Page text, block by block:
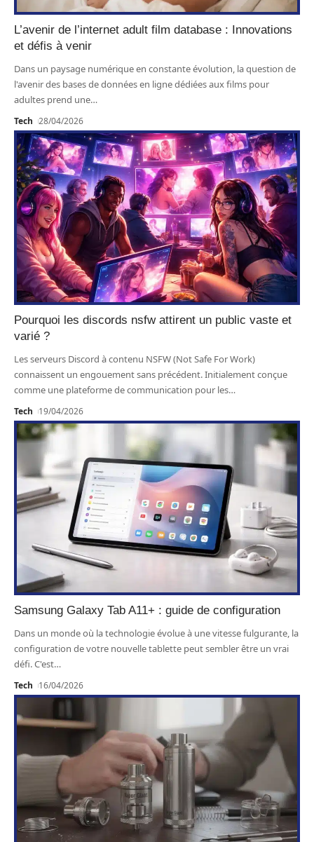
L’avenir de l’internet adult film database : Innovations
et défis à venir
Dans un paysage numérique en constante évolution, la question de
l'avenir des bases de données en ligne dédiées aux films pour
adultes prend une…
Tech 28/04/2026
Pourquoi les discords nsfw attirent un public vaste et
varié ?
Les serveurs Discord à contenu NSFW (Not Safe For Work)
connaissent un engouement sans précédent. Initialement conçue
comme une plateforme de communication pour les…
Tech 19/04/2026
Samsung Galaxy Tab A11+ : guide de configuration
Dans un monde où la technologie évolue à une vitesse fulgurante, la
configuration de votre nouvelle tablette peut sembler être un vrai
défi. C'est…
Tech 16/04/2026